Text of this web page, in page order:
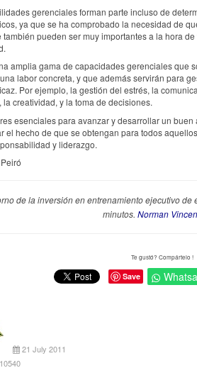
gerenciales forman parte incluso de
ya que se ha comprobado la necesidad de
también pueden ser muy importantes a la hora
amplia gama de capacidades gerenciales que
labor concreta, y que además servirán para
Por ejemplo, la gestión del estrés, la
la creatividad, y la toma de decisiones.
esenciales para avanzar y desarrollar un
el hecho de que se obtengan para todos
y liderazgo.
de la inversión en entrenamiento ejecutivo
minutos. Norman
Te gustó? Compártelo !
Save
21 July 2011